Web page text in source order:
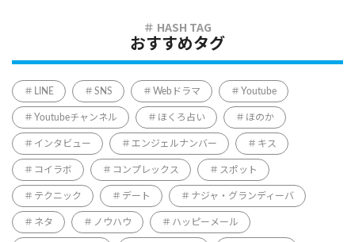
おすすめタグ
LINE SNS Webドラマ Youtube
Youtubeチャンネル ほくろ占い ほのか
インタビュー エンジェルナンバー キス
コイラボ コンプレックス スポット
テクニック デート ナジャ・グランディーバ
ネタ ノウハウ ハッピーメール